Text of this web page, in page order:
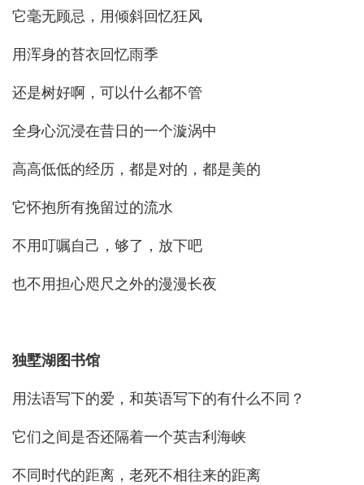
它毫无顾忌，用倾斜回忆狂风
用浑身的苔衣回忆雨季
还是树好啊，可以什么都不管
全身心沉浸在昔日的一个漩涡中
高高低低的经历，都是对的，都是美的
它怀抱所有挽留过的流水
不用叮嘱自己，够了，放下吧
也不用担心咫尺之外的漫漫长夜
独墅湖图书馆
用法语写下的爱，和英语写下的有什么不同？
它们之间是否还隔着一个英吉利海峡
不同时代的距离，老死不相往来的距离